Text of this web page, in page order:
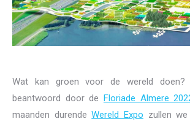
Wat kan groen voor de wereld doen?
beantwoord door de Floriade Almere
maanden durendeWereld Expo zullen